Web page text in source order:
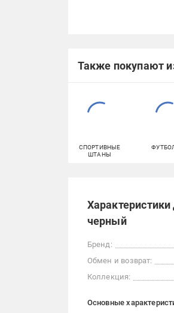
Также покупают
СПОРТИВНЫЕ
ШТАНЫ
черный
Бренд:
Обмен и возврат:
Коллекция:
Основные